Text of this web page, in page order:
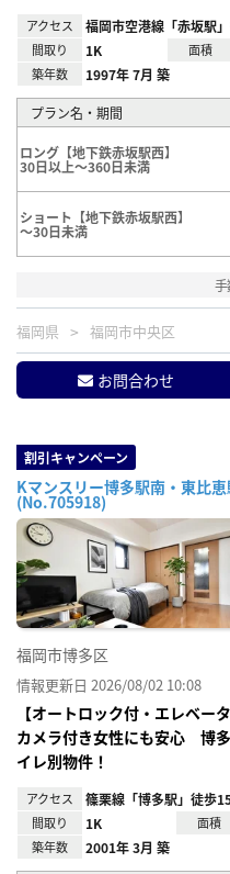
アクセス 福岡市空港線「赤坂駅
間取り 1K 面積
築年数 1997年 7月 築
プラン名・期間
ロング【地下鉄赤坂駅西】
30日以上～360日未満
ショート【地下鉄赤坂駅西】
～30日未満
手
福岡県 福岡市中央区
お問合わせ
割引キャンペーン
Kマンスリー博多駅南・東比恵
(No.705918)
福岡市博多区
情報更新日 2026/08/02 10:08
【オートロック付・エレベー
カメラ付き女性にも安心 博
イレ別物件！
アクセス 篠栗線「博多駅」徒歩
間取り 1K 面積
築年数 2001年 3月 築